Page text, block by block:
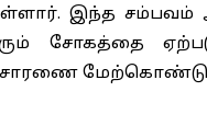
இந்த
சோகத்தை